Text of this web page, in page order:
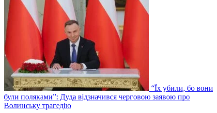
“Їх убили, бо вони
були поляками”: Дуда відзначився черговою заявою про
Волинську трагедію